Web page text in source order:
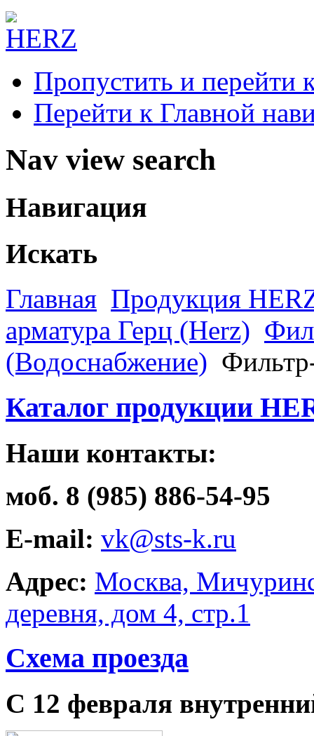
Пропустить и перейти
Перейти к Главной
Nav view search
Навигация
Искать
Главная Продукция
арматура Герц (Herz)
(Водоснабжение)
Каталог продукции
Наши контакты:
моб. 8 (985) 886-54-95
E-mail: vk@sts-k.ru
Адрес: Москва,
деревня, дом 4, стр.1
Схема проезда
С 12 февраля